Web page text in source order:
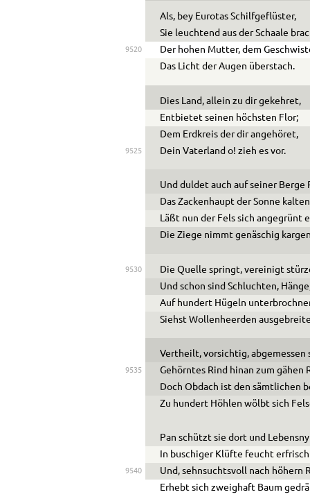
Als, bey Eurotas Schilfgeflüster,
Sie leuchtend aus der Schaale
9520
Der hohen Mutter, dem
Das Licht der Augen überstach.
Dies Land, allein zu dir gekehret,
Entbietet seinen höchsten Flor;
Dem Erdkreis der dir angehöret,
9525 Dein Vaterland o! zieh es vor.
Und duldet auch auf seiner Berge
Das Zackenhaupt der Sonne
Läßt nun der Fels sich angegrünt
Die Ziege nimmt genäschig
9530
Die Quelle springt, vereinigt
Und schon sind Schluchten,
Auf hundert Hügeln
Siehst Wollenheerden
Vertheilt, vorsichtig, abgemessen
9535
Gehörntes Rind hinan zum gähen
Doch Obdach ist den sämtlichen
Zu hundert Höhlen wölbt sich
Pan schützt sie dort und
In buschiger Klüfte feucht
9540
Und, sehnsuchtsvoll nach höhern
Erhebt sich zweighaft Baum